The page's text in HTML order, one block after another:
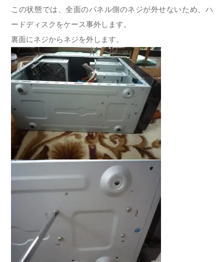
この状態では、全面のパネル側のネジが外せないため、ハ
ードディスクをケース事外します。
裏面にネジからネジを外します。